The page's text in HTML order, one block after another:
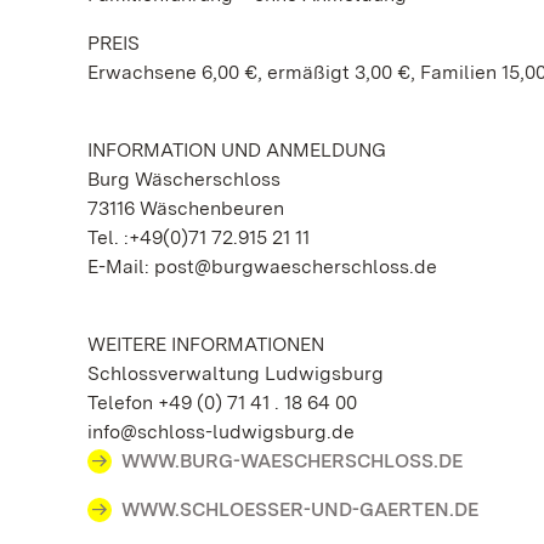
PREIS
Erwachsene 6,00 €, ermäßigt 3,00 €, Familien
INFORMATION UND ANMELDUNG
Burg Wäscherschloss
73116 Wäschenbeuren
Tel. :+49(0)71 72.915 21 11
E-Mail: post@burgwaescherschloss.de
WEITERE INFORMATIONEN
Schlossverwaltung Ludwigsburg
Telefon +49 (0) 71 41 . 18 64 00
info@schloss-ludwigsburg.de
WWW.BURG-WAESCHERSCHLOSS.DE
WWW.SCHLOESSER-UND-GAERTEN.DE